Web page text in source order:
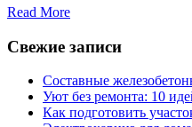
Read More
Свежие записи
Составные
Уют без ремонта: 10
Как подготовить